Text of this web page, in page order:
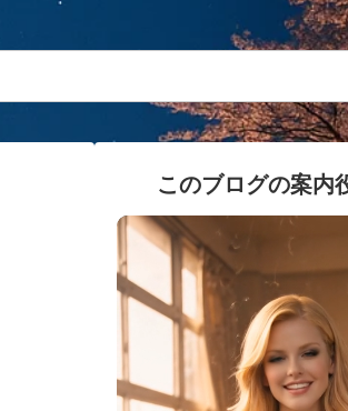
このブログの案内